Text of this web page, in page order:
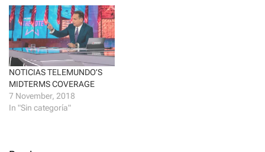
i
n
d
o
w
)
w
i
n
d
o
w
)
NOTICIAS TELEMUNDO’S
MIDTERMS COVERAGE
7 November, 2018
In "Sin categoría"